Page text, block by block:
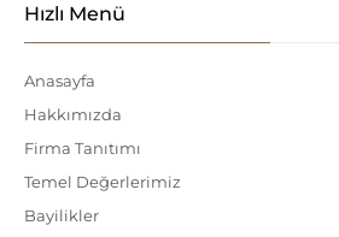
Hızlı Menü
Anasayfa
Hakkımızda
Firma Tanıtımı
Temel Değerlerimiz
Bayilikler